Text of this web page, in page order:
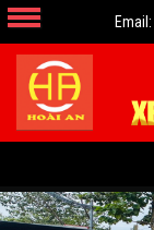
Email: